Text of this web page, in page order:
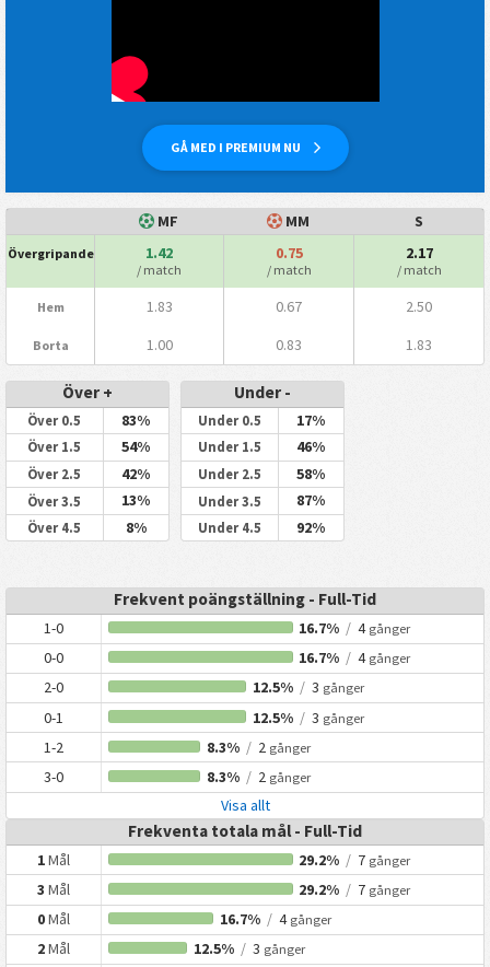
GÅ MED I PREMIUM NU
MF MM S
Övergripande 1.42
/ match
0.75
/ match
2.17
/ match
Hem 1.83 0.67 2.50
Borta 1.00 0.83 1.83
Över +
Över 0.5 83%
Över 1.5 54%
Över 2.5 42%
Över 3.5 13%
Över 4.5 8%
Under -
Under 0.5 17%
Under 1.5 46%
Under 2.5 58%
Under 3.5 87%
Under 4.5 92%
Frekvent poängställning - Full-Tid
1-0 16.7% / 4 gånger
0-0 16.7% / 4 gånger
2-0 12.5% /3 gånger
0-1 12.5% /3 gånger
1-2 8.3% /2 gånger
3-0 8.3% /2 gånger
Visa allt
Frekventa totala mål - Full-Tid
1Mål 29.2% / 7 gånger
3Mål 29.2% / 7 gånger
0Mål 16.7% /4 gånger
2Mål 12.5% /3 gånger